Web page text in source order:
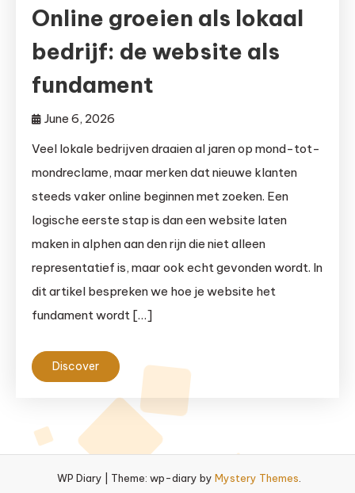
Online groeien als lokaal
bedrijf: de website als
fundament
June 6, 2026
Veel lokale bedrijven draaien al jaren op mond-tot-
mondreclame, maar merken dat nieuwe klanten
steeds vaker online beginnen met zoeken. Een
logische eerste stap is dan een website laten
maken in alphen aan den rijn die niet alleen
representatief is, maar ook echt gevonden wordt. In
dit artikel bespreken we hoe je website het
fundament wordt […]
Discover
WP Diary Theme: wp-diary by Mystery Themes.